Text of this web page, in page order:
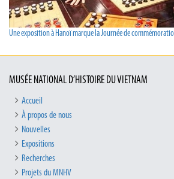
Une exposition à Hanoï marque la Journée de
MUSÉE NATIONAL D’HISTOIRE DU VIETNAM
Accueil
À propos de nous
Nouvelles
Expositions
Recherches
Projets du MNHV